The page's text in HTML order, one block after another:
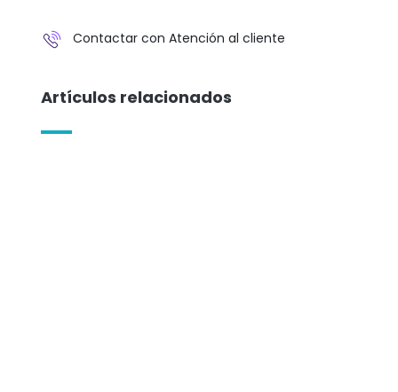
Contactar con Atención al cliente
Artículos relacionados